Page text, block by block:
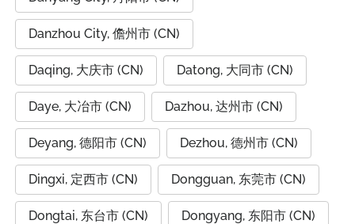
Danzhou City, 儋州市 (CN)
Daqing, 大庆市 (CN) Datong, 大同市 (CN)
Daye, 大冶市 (CN) Dazhou, 达州市 (CN)
Deyang, 德阳市 (CN) Dezhou, 德州市 (CN)
Dingxi, 定西市 (CN) Dongguan, 东莞市 (CN)
Dongtai, 东台市 (CN) Dongyang, 东阳市 (CN)